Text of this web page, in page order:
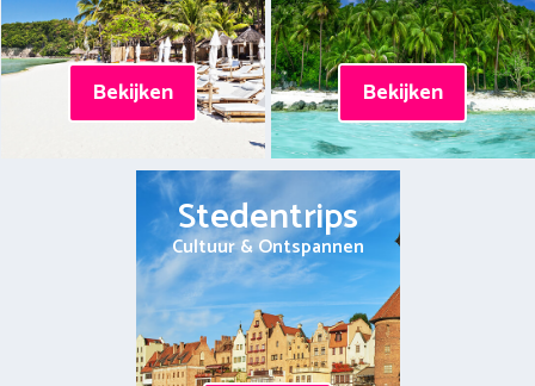
Bekijken Bekijken
Stedentrips
Cultuur & Ontspannen